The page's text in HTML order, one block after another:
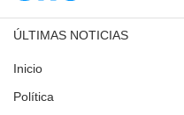
ÚLTIMAS NOTICIAS
Inicio
Política